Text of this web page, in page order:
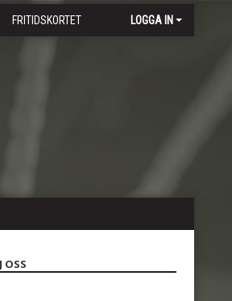
FRITIDSKORTET LOGGA IN
OSS